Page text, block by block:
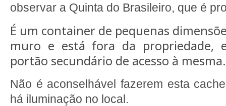
observar a Quinta do Brasileiro, que é
É um container de pequenas
muro e está fora da propriedade,
portão secundário de acesso à mesma.
Não é aconselhável fazerem esta
há iluminação no local.